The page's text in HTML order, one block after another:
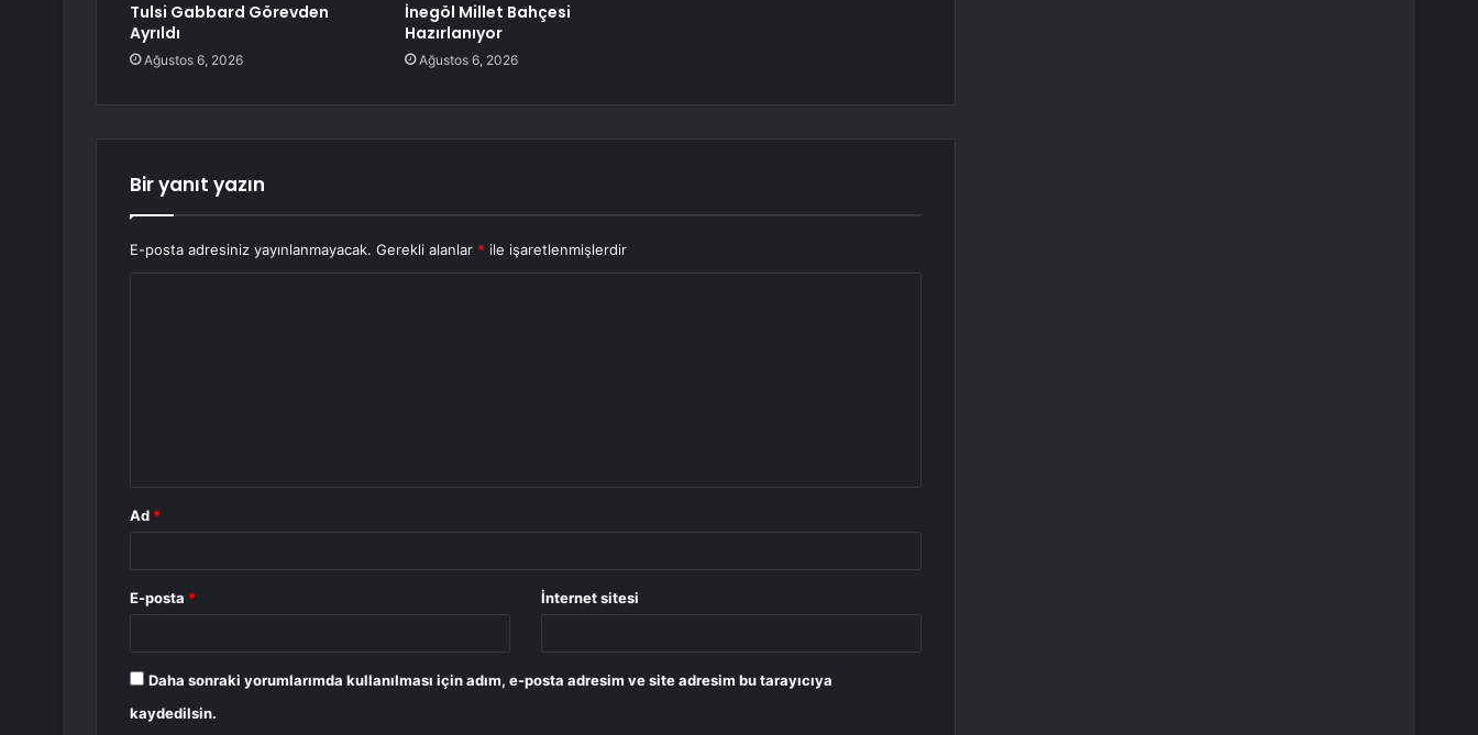
Tulsi Gabbard Görevden
Ayrıldı
Ağustos 6, 2026
İnegöl Millet Bahçesi
Hazırlanıyor
Ağustos 6, 2026
Bir yanıt yazın
E-posta adresiniz yayınlanmayacak. Gerekli alanlar * ile işaretlenmişlerdir
Ad *
E-posta * İnternet sitesi
Daha sonraki yorumlarımda kullanılması için adım, e-posta adresim ve site adresim bu tarayıcıya
kaydedilsin.